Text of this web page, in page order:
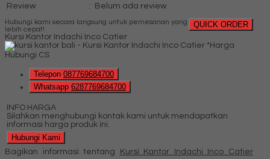
Review
: Belum ada review
QUICK ORDER
Hubungi kami secara langsung untuk pemesanan yang
lebih cepat!
Kursi Kantor Indachi Inco Catier
*Harga
Hubungi CS
Telepon 087769684700
Whatsapp 6287769684700
INFO HARGA
Silahkan menghubungi kontak kami untuk mendapatkan
informasi harga produk ini.
Hubungi Kami
Bagikan informasi tentang Kursi Kantor Indachi Inco Catier